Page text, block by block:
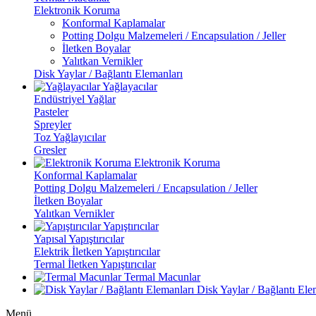
Elektronik Koruma
Konformal Kaplamalar
Potting Dolgu Malzemeleri / Encapsulation / Jeller
İletken Boyalar
Yalıtkan Vernikler
Disk Yaylar / Bağlantı Elemanları
Yağlayacılar
Endüstriyel Yağlar
Pasteler
Spreyler
Toz Yağlayıcılar
Gresler
Elektronik Koruma
Konformal Kaplamalar
Potting Dolgu Malzemeleri / Encapsulation / Jeller
İletken Boyalar
Yalıtkan Vernikler
Yapıştırıcılar
Yapısal Yapıştırıcılar
Elektrik İletken Yapıştırıcılar
Termal İletken Yapıştırıcılar
Termal Macunlar
Disk Yaylar / Bağlantı
Menü